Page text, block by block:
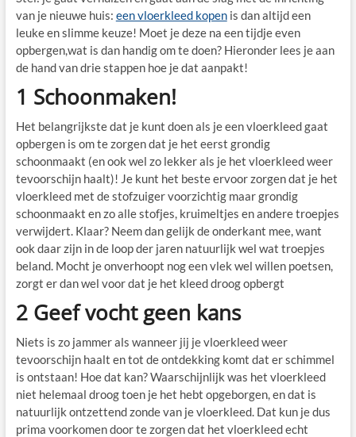
van je nieuwe huis: een vloerkleed kopenis dan altijd een
leuke en slimme keuze! Moet je deze na een tijdje even
opbergen,wat is dan handig om te doen? Hieronder lees je aan
de hand van drie stappen hoe je dat aanpakt!
1 Schoonmaken!
Het belangrijkste dat je kunt doen als je een vloerkleed gaat
opbergen is om te zorgen dat je het eerst grondig
schoonmaakt (en ook wel zo lekker als je het vloerkleed weer
tevoorschijn haalt)! Je kunt het beste ervoor zorgen dat je het
vloerkleed met de stofzuiger voorzichtig maar grondig
schoonmaakt en zo alle stofjes, kruimeltjes en andere troepjes
verwijdert. Klaar? Neem dan gelijk de onderkant mee, want
ook daar zijn in de loop der jaren natuurlijk wel wat troepjes
beland. Mocht je onverhoopt nog een vlek wel willen poetsen,
zorgt er dan wel voor dat je het kleed droog opbergt
2 Geef vocht geen kans
Niets is zo jammer als wanneer jij je vloerkleed weer
tevoorschijn haalt en tot de ontdekking komt dat er schimmel
is ontstaan! Hoe dat kan? Waarschijnlijk was het vloerkleed
niet helemaal droog toen je het hebt opgeborgen, en dat is
natuurlijk ontzettend zonde van je vloerkleed. Dat kun je dus
prima voorkomen door te zorgen dat het vloerkleed echt